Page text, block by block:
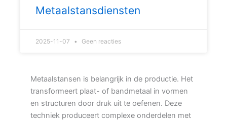
Metaalstansdiensten
2025-11-07 Geen reacties
Metaalstansen is belangrijk in de productie. Het
transformeert plaat- of bandmetaal in vormen
en structuren door druk uit te oefenen. Deze
techniek produceert complexe onderdelen met